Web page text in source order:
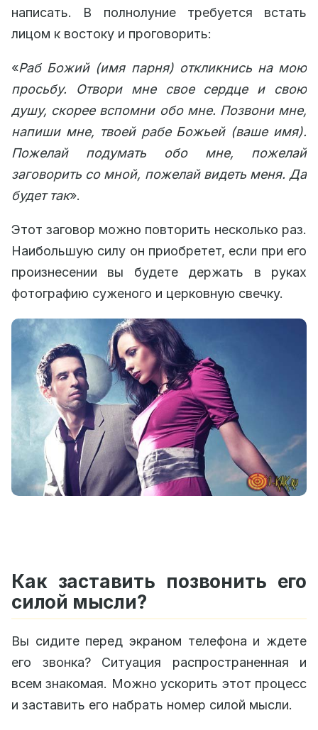
написать. В полнолуние требуется встать
лицом к востоку и проговорить:
«Раб Божий (имя парня) откликнись на мою
просьбу. Отвори мне свое сердце и свою
душу, скорее вспомни обо мне. Позвони мне,
напиши мне, твоей рабе Божьей (ваше имя).
Пожелай подумать обо мне, пожелай
заговорить со мной, пожелай видеть меня. Да
будет так».
Этот заговор можно повторить несколько раз.
Наибольшую силу он приобретет, если при его
произнесении вы будете держать в руках
фотографию суженого и церковную свечку.
Как заставить позвонить его
силой мысли?
Вы сидите перед экраном телефона и ждете
его звонка? Ситуация распространенная и
всем знакомая. Можно ускорить этот процесс
и заставить его набрать номер силой мысли.